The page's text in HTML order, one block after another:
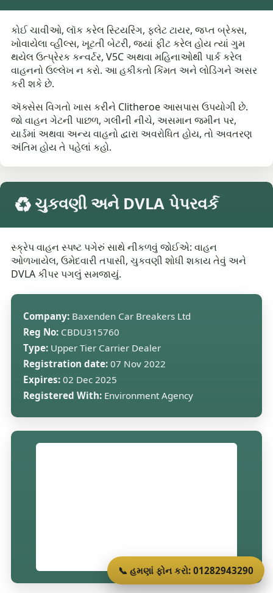
કોઈ ચાવીઓ, લૉક કરેલ સ્ટિયરિંગ, ફ્લેટ ટાયર, જપ્ત બ્રેક્સ,
ખોવાયેલા વ્હીલ્સ, ખૂટતી બેટરી, જ્યાં ફીટ કરેલ હોય ત્યાં ગુમ
થયેલ ઉત્પ્રેરક કન્વર્ટર, V5C અથવા મહિનાઓથી પાર્ક કરેલ
વાહનનો ઉલ્લેખ ન કરો. આ હકીકતો કિંમત અને લોડિંગને અસર
કરી શકે છે.
ઍક્સેસ વિગતો ખાસ કરીને Clitheroe આસપાસ ઉપયોગી છે.
જો વાહન ગેટની પાછળ, ગલીની નીચે, અસમાન જમીન પર,
યાર્ડમાં અથવા અન્ય વાહનો દ્વારા અવરોધિત હોય, તો અવતરણ
અંતિમ હોય તે પહેલાં કહો.
♻️ ચુકવણી અને DVLA પેપરવર્ક
સ્ક્રેપ વાહન સ્પષ્ટ પગેરું સાથે નીકળવું જોઈએ: વાહન
ઓળખાયેલ, ઉમેદવારી તપાસી, ચુકવણી શોધી શકાય તેવું અને
DVLA કીપર પગલું સમજાયું.
Company: Baxenden Car Breakers Ltd
Reg No: CBDU315760
Type: Upper Tier Carrier Dealer
Registration date: 07 Nov 2022
Expires: 02 Dec 2025
Registered With: Environment Agency
📞 હમણાં ફોન કરો: 01282943290